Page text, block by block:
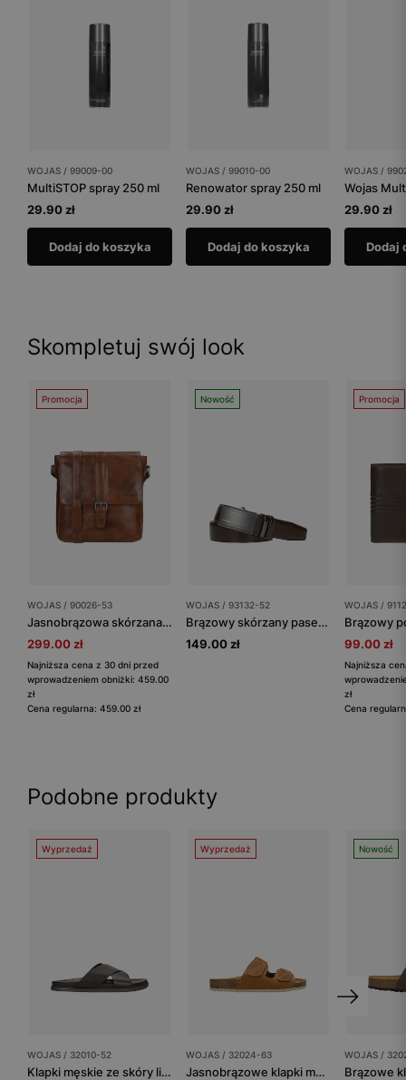
WOJAS / 99009-00
MultiSTOP spray 250 ml
29.90 zł
Dodaj do koszyka
WOJAS / 99010-00
Renowator spray 250 ml
29.90 zł
Dodaj do koszyka
WOJAS /
Wojas
29.90 zł
Dodaj
Skompletuj swój look
Promocja
WOJAS / 90026-53
Jasnobrązowa skórzana torba męska listonoszka
299.00 zł
Najniższa cena z 30 dni przed
wprowadzeniem obniżki: 459.00
zł
Cena regularna: 459.00 zł
Nowość
WOJAS / 93132-52
Brązowy skórzany pasek męski z pełną klamrą
149.00 zł
Promocja
WOJAS /
99.00 zł
Najniższa
zł
Cena
Podobne produkty
Wyprzedaż
WOJAS / 32010-52
Klapki męskie ze skóry licowej w kolorze brązowym
Wyprzedaż
WOJAS / 32024-63
Jasnobrązowe klapki męskie na korku zapinane na rzepy
Nowość
WOJAS /